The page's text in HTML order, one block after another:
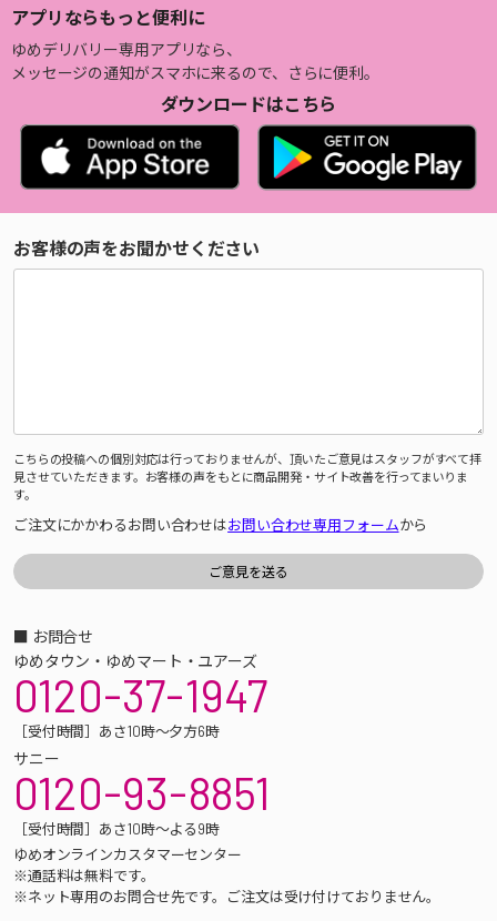
アプリならもっと便利に
ゆめデリバリー専用アプリなら、
メッセージの通知がスマホに来るので、さらに便利。
ダウンロードはこちら
お客様の声をお聞かせください
こちらの投稿への個別対応は行っておりませんが、頂いたご意見はスタッフがすべて拝
見させていただきます。お客様の声をもとに商品開発・サイト改善を行ってまいりま
す。
ご注文にかかわるお問い合わせはお問い合わせ専用フォームから
■ お問合せ
ゆめタウン・ゆめマート・ユアーズ
0120-37-1947
［受付時間］あさ10時～夕方6時
サニー
0120-93-8851
［受付時間］あさ10時～よる9時
ゆめオンラインカスタマーセンター
※通話料は無料です。
※ネット専用のお問合せ先です。ご注文は受け付けておりません。